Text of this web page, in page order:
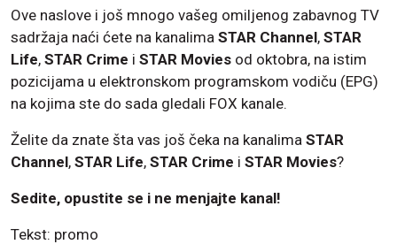
Ove naslove i još mnogo vašeg omiljenog zabavnog TV
sadržaja naći ćete na kanalima STAR Channel, STAR
Life, STAR Crime i STAR Movies od oktobra, na istim
pozicijama u elektronskom programskom vodiču (EPG)
na kojima ste do sada gledali FOX kanale.
Želite da znate šta vas još čeka na kanalima STAR
Channel, STAR Life, STAR Crime i STAR Movies?
Sedite, opustite se i ne menjajte kanal!
Tekst: promo